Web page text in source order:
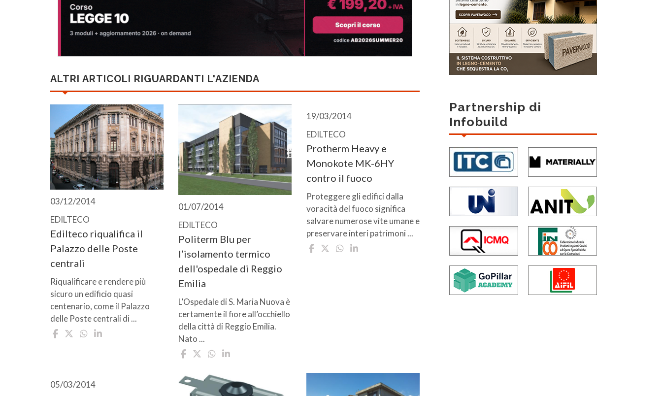
ALTRI ARTICOLI RIGUARDANTI L'AZIENDA
03/12/2014
EDILTECO
Edilteco riqualifica il
Palazzo delle Poste
centrali
Riqualificare e rendere più
sicuro un edificio quasi
centenario, come il Palazzo
delle Poste centrali di ...
01/07/2014
EDILTECO
Politerm Blu per
l’isolamento termico
dell'ospedale di Reggio
Emilia
L’Ospedale di S. Maria Nuova è
certamente il fiore all’occhiello
della città di Reggio Emilia.
Nato ...
19/03/2014
EDILTECO
Protherm Heavy e
Monokote MK-6HY
contro il fuoco
Proteggere gli edifici dalla
voracità del fuoco significa
salvare numerose vite umane e
preservare interi patrimoni ...
05/03/2014
Partnership di
Infobuild